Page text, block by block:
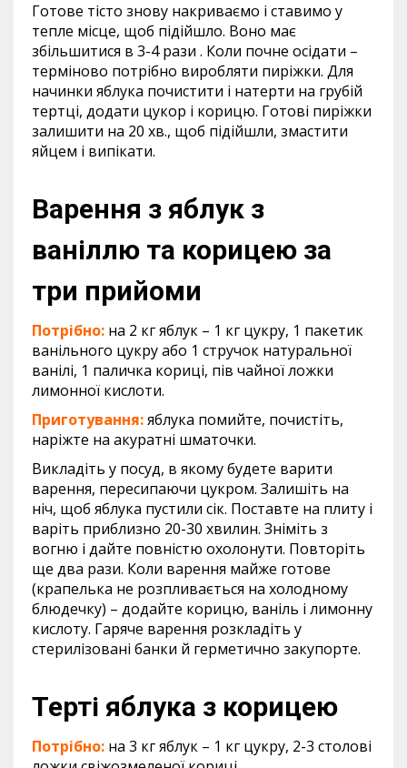
Готове тісто знову накриваємо і ставимо у
тепле місце, щоб підійшло. Воно має
збільшитися в 3-4 рази . Коли почне осідати –
терміново потрібно виробляти пиріжки. Для
начинки яблука почистити і натерти на грубій
тертці, додати цукор і корицю. Готові пиріжки
залишити на 20 хв., щоб підійшли, змастити
яйцем і випікати.
Варення з яблук з
ваніллю та корицею за
три прийоми
Потрібно: на 2 кг яблук – 1 кг цукру, 1 пакетик
ванільного цукру або 1 стручок натуральної
ванілі, 1 паличка кориці, пів чайної ложки
лимонної кислоти.
Приготування:яблука помийте, почистіть,
наріжте на акуратні шматочки.
Викладіть у посуд, в якому будете варити
варення, пересипаючи цукром. Залишіть на
ніч, щоб яблука пустили сік. Поставте на плиту і
варіть приблизно 20-30 хвилин. Зніміть з
вогню і дайте повністю охолонути. Повторіть
ще два рази. Коли варення майже готове
(крапелька не розпливається на холодному
блюдечку) – додайте корицю, ваніль і лимонну
кислоту. Гаряче варення розкладіть у
стерилізовані банки й герметично закупорте.
Терті яблука з корицею
Потрібно: на 3 кг яблук – 1 кг цукру, 2-3 столові